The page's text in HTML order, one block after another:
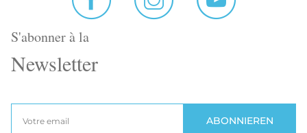
S'abonner à la
Newsletter
ABONNIEREN